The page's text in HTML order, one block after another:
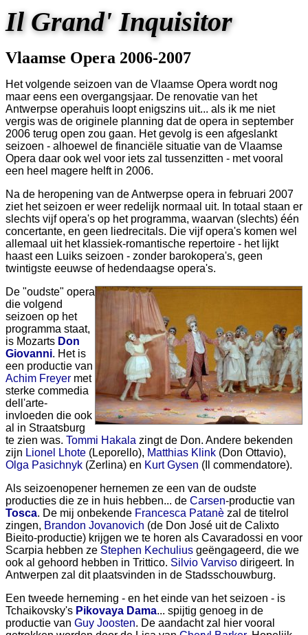
Il Grand' Inquisitor
Vlaamse Opera 2006-2007
Het volgende seizoen van de Vlaamse Opera wordt nog
maar eens een overgangsjaar. De renovatie van het
Antwerpse operahuis loopt enigszins uit... als ik me niet
vergis was de originele planning dat de opera in september
2006 terug open zou gaan. Het gevolg is een afgeslankt
seizoen - alhoewel de financiële situatie van de Vlaamse
Opera daar ook wel voor iets zal tussenzitten - met vooral
een heel magere helft in 2006.
Na de heropening van de Antwerpse opera in februari 2007
ziet het seizoen er weer redelijk normaal uit. In totaal staan er
slechts vijf opera's op het programma, waarvan (slechts) één
concertante, en geen liedrecitals. Die vijf opera's komen wel
allemaal uit het klassiek-romantische repertoire - het lijkt
haast een Luiks seizoen - zonder barokopera's, geen
twintigste eeuwse of hedendaagse opera's.
De "oudste" opera
die volgend
seizoen op het
programma staat,
is Mozarts Don
Giovanni. Het is
een productie van
Achim Freyer met
sterke commedia
dell'arte-
invloeden die ook
al in Straatsburg
te zien was. Tommi Hakala zingt de Don. Andere bekenden
zijn Lionel Lhote (Leporello), Matthias Klink (Don Ottavio),
Olga Pasichnyk (Zerlina) en Kurt Gysen (Il commendatore).
Als seizoenopener hernemen ze een van de oudste
producties die ze in huis hebben... de Carsen-productie van
Tosca. De mij onbekende Francesca Patanè zal de titelrol
zingen, Brandon Jovanovich (de Don José uit de Calixto
Bieito-productie) krijgen we te horen als Cavaradossi en voor
Scarpia hebben ze Stephen Kechulius geëngageerd, die we
ook al gehoord hebben in Trittico. Silvio Varviso dirigeert. In
Antwerpen zal dit plaatsvinden in de Stadsschouwburg.
Een tweede herneming - en het einde van het seizoen - is
Tchaikovsky's Pikovaya Dama... spijtig genoeg in de
productie van Guy Joosten. De aandacht zal hier vooral